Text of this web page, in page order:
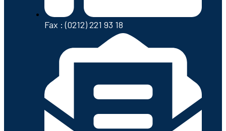
Fax : (0212) 221 93 18